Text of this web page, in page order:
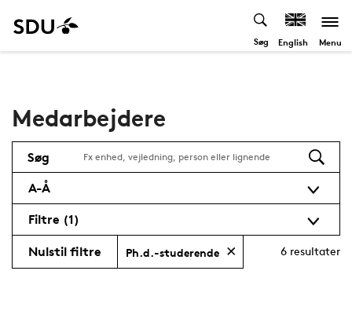
Søg English Menu
Medarbejdere
Filtre (1)
A-Å
Søg
6 resultater
Nulstil filtre Ph.d.-studerende